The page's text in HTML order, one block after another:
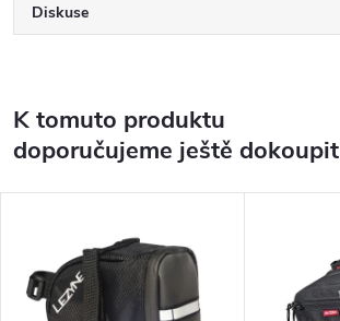
Diskuse
K tomuto produktu
doporučujeme ještě dokoupit